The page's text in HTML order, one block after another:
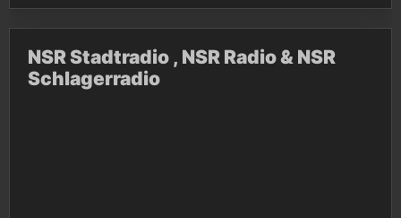
NSR Stadtradio , NSR Radio & NSR
Schlagerradio